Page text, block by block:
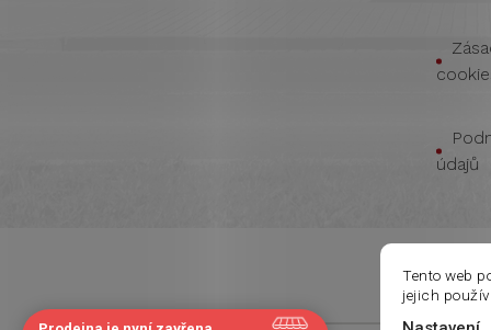
Tento web
jejich
údajů